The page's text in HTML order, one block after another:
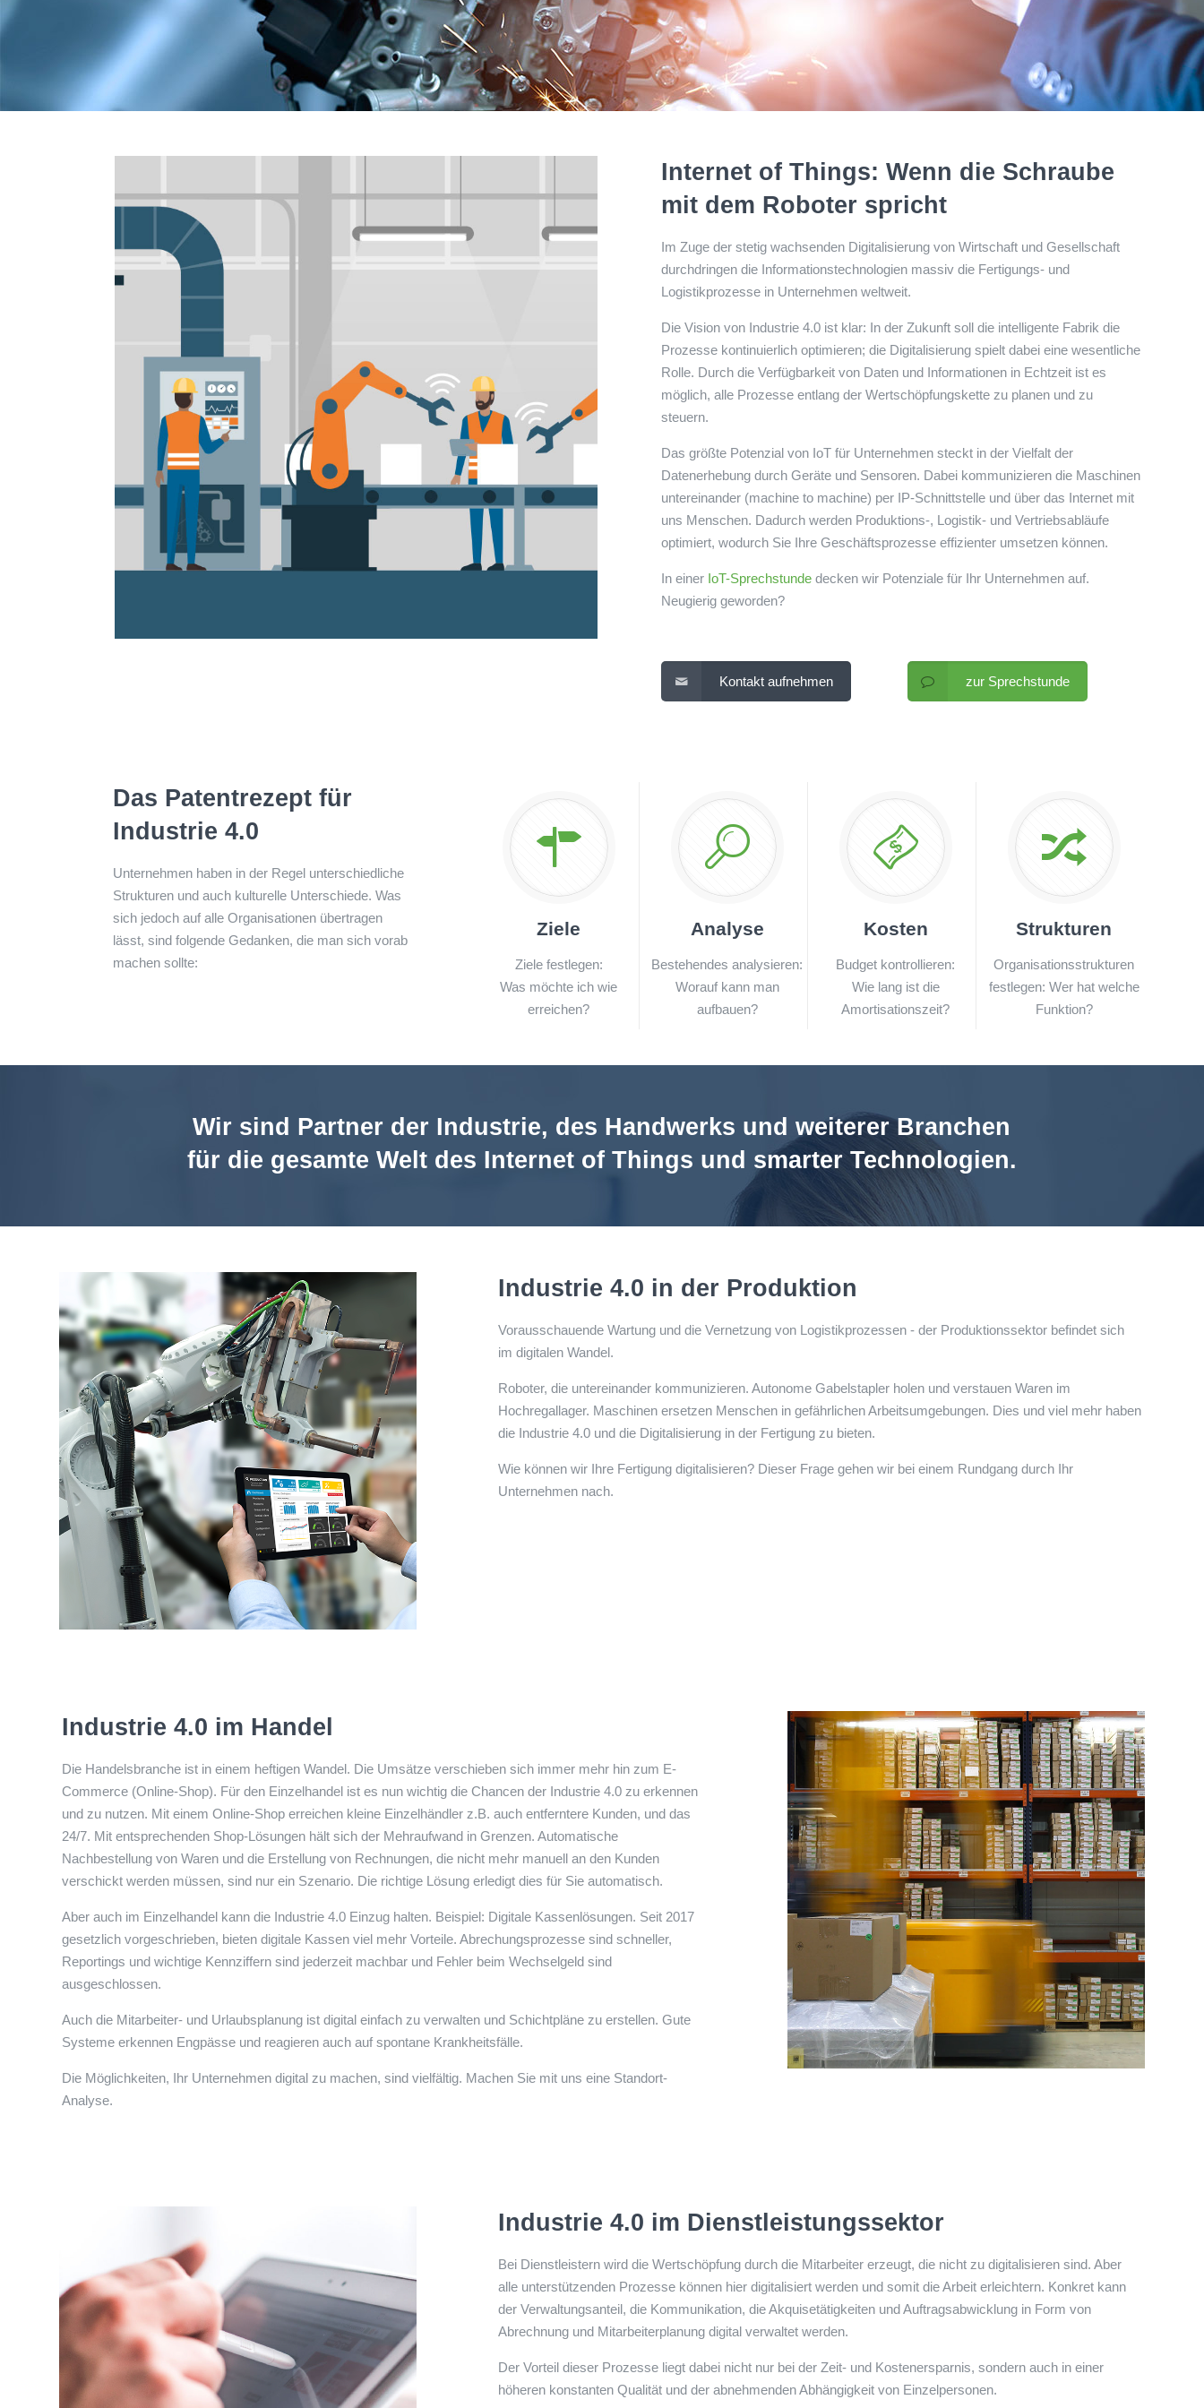
Internet of Things: Wenn die Schraube
mit dem Roboter spricht
Im Zuge der stetig wachsenden Digitalisierung von Wirtschaft und Gesellschaft
durchdringen die Informationstechnologien massiv die Fertigungs- und
Logistikprozesse in Unternehmen weltweit.
Die Vision von Industrie 4.0 ist klar: In der Zukunft soll die intelligente Fabrik die
Prozesse kontinuierlich optimieren; die Digitalisierung spielt dabei eine wesentliche
Rolle. Durch die Verfügbarkeit von Daten und Informationen in Echtzeit ist es
möglich, alle Prozesse entlang der Wertschöpfungskette zu planen und zu
steuern.
Das größte Potenzial von IoT für Unternehmen steckt in der Vielfalt der
Datenerhebung durch Geräte und Sensoren. Dabei kommunizieren die Maschinen
untereinander (machine to machine) per IP-Schnittstelle und über das Internet mit
uns Menschen. Dadurch werden Produktions-, Logistik- und Vertriebsabläufe
optimiert, wodurch Sie Ihre Geschäftsprozesse effizienter umsetzen können.
In einer IoT-Sprechstunde decken wir Potenziale für Ihr Unternehmen auf.
Neugierig geworden?
Kontakt aufnehmen zur Sprechstunde
Das Patentrezept für
Industrie 4.0
Unternehmen haben in der Regel unterschiedliche
Strukturen und auch kulturelle Unterschiede. Was
sich jedoch auf alle Organisationen übertragen
lässt, sind folgende Gedanken, die man sich vorab
machen sollte:
Ziele
Ziele festlegen:
Was möchte ich wie
erreichen?
Analyse
Bestehendes analysieren:
Worauf kann man
aufbauen?
Kosten
Budget kontrollieren:
Wie lang ist die
Amortisationszeit?
Strukturen
Organisationsstrukturen
festlegen: Wer hat welche
Funktion?
Wir sind Partner der Industrie, des Handwerks und weiterer Branchen
für die gesamte Welt des Internet of Things und smarter Technologien.
Industrie 4.0 in der Produktion
Vorausschauende Wartung und die Vernetzung von Logistikprozessen - der Produktionssektor befindet sich
im digitalen Wandel.
Roboter, die untereinander kommunizieren. Autonome Gabelstapler holen und verstauen Waren im
Hochregallager. Maschinen ersetzen Menschen in gefährlichen Arbeitsumgebungen. Dies und viel mehr haben
die Industrie 4.0 und die Digitalisierung in der Fertigung zu bieten.
Wie können wir Ihre Fertigung digitalisieren? Dieser Frage gehen wir bei einem Rundgang durch Ihr
Unternehmen nach.
Industrie 4.0 im Handel
Die Handelsbranche ist in einem heftigen Wandel. Die Umsätze verschieben sich immer mehr hin zum E-
Commerce (Online-Shop). Für den Einzelhandel ist es nun wichtig die Chancen der Industrie 4.0 zu erkennen
und zu nutzen. Mit einem Online-Shop erreichen kleine Einzelhändler z.B. auch entferntere Kunden, und das
24/7. Mit entsprechenden Shop-Lösungen hält sich der Mehraufwand in Grenzen. Automatische
Nachbestellung von Waren und die Erstellung von Rechnungen, die nicht mehr manuell an den Kunden
verschickt werden müssen, sind nur ein Szenario. Die richtige Lösung erledigt dies für Sie automatisch.
Aber auch im Einzelhandel kann die Industrie 4.0 Einzug halten. Beispiel: Digitale Kassenlösungen. Seit 2017
gesetzlich vorgeschrieben, bieten digitale Kassen viel mehr Vorteile. Abrechungsprozesse sind schneller,
Reportings und wichtige Kennziffern sind jederzeit machbar und Fehler beim Wechselgeld sind
ausgeschlossen.
Auch die Mitarbeiter- und Urlaubsplanung ist digital einfach zu verwalten und Schichtpläne zu erstellen. Gute
Systeme erkennen Engpässe und reagieren auch auf spontane Krankheitsfälle.
Die Möglichkeiten, Ihr Unternehmen digital zu machen, sind vielfältig. Machen Sie mit uns eine Standort-
Analyse.
Industrie 4.0 im Dienstleistungssektor
Bei Dienstleistern wird die Wertschöpfung durch die Mitarbeiter erzeugt, die nicht zu digitalisieren sind. Aber
alle unterstützenden Prozesse können hier digitalisiert werden und somit die Arbeit erleichtern. Konkret kann
der Verwaltungsanteil, die Kommunikation, die Akquisetätigkeiten und Auftragsabwicklung in Form von
Abrechnung und Mitarbeiterplanung digital verwaltet werden.
Der Vorteil dieser Prozesse liegt dabei nicht nur bei der Zeit- und Kostenersparnis, sondern auch in einer
höheren konstanten Qualität und der abnehmenden Abhängigkeit von Einzelpersonen.